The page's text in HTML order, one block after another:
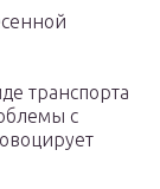
транспорта
с